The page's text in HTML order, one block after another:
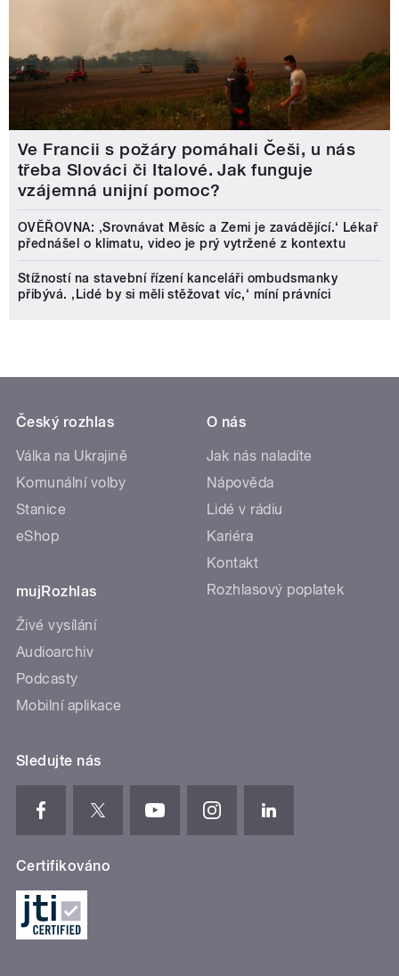
Ve Francii s požáry pomáhali Češi, u nás
třeba Slováci či Italové. Jak funguje
vzájemná unijní pomoc?
OVĚŘOVNA: ‚Srovnávat Měsíc a Zemi je zavádějící.‘ Lékař
přednášel o klimatu, video je prý vytržené z kontextu
Stížností na stavební řízení kanceláři ombudsmanky
přibývá. ‚Lidé by si měli stěžovat víc,‘ míní právníci
Český rozhlas
Válka na Ukrajině
Komunální volby
Stanice
eShop
mujRozhlas
Živé vysílání
Audioarchiv
Podcasty
Mobilní aplikace
O nás
Jak nás naladíte
Nápověda
Lidé v rádiu
Kariéra
Kontakt
Rozhlasový poplatek
Sledujte nás
Certifikováno